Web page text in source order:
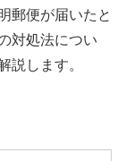
郵便が届いたと
対処法につい
説します。